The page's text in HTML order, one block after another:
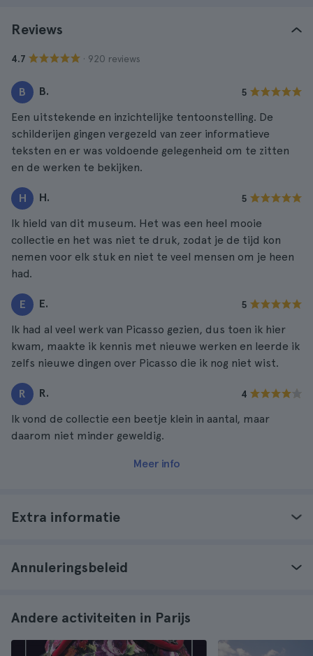
Reviews
4.7 · 920 reviews
B B. 5
Een uitstekende en inzichtelijke tentoonstelling. De
schilderijen gingen vergezeld van zeer informatieve
teksten en er was voldoende gelegenheid om te zitten
en de werken te bekijken.
H H. 5
Ik hield van dit museum. Het was een heel mooie
collectie en het was niet te druk, zodat je de tijd kon
nemen voor elk stuk en niet te veel mensen om je heen
had.
E E. 5
Ik had al veel werk van Picasso gezien, dus toen ik hier
kwam, maakte ik kennis met nieuwe werken en leerde ik
zelfs nieuwe dingen over Picasso die ik nog niet wist.
R R. 4
Ik vond de collectie een beetje klein in aantal, maar
daarom niet minder geweldig.
Meer info
Extra informatie
Annuleringsbeleid
Andere activiteiten in Parijs